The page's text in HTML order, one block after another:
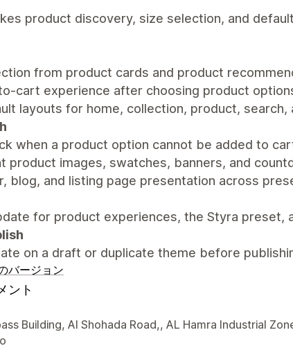
product discovery, size selection, and
from product cards and product
cart experience after choosing product
layouts for home, collection, product, search,
when a product option cannot be added to
product images, swatches, banners, and
blog, and listing page presentation across
for product experiences, the Styra preset,
on a draft or duplicate theme before
バージョン
ント
情報Building, Al Shohada Road,, AL Hamra Industrial